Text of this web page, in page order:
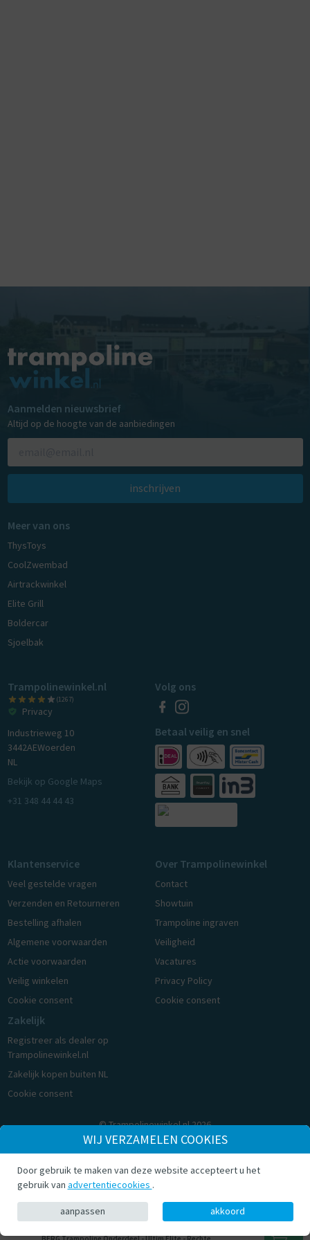
Aanmelden nieuwsbrief
Altijd op de hoogte van de aanbiedingen
inschrijven
Meer van ons
ThysToys
CoolZwembad
Airtrackwinkel
Elite Grill
Boldercar
Sjoelbak
Trampolinewinkel.nl
(1267)
Privacy
Industrieweg 10
3442AEWoerden
NL
Bekijk op Google Maps
+31 348 44 44 43
Volg ons
Betaal veilig en snel
Klantenservice
Veel gestelde vragen
Verzenden en Retourneren
Bestelling afhalen
Algemene voorwaarden
Actie voorwaarden
Veilig winkelen
Cookie consent
Over Trampolinewinkel
Contact
Showtuin
Trampoline ingraven
Veiligheid
Vacatures
Privacy Policy
Cookie consent
Zakelijk
Registreer als dealer op
Trampolinewinkel.nl
Zakelijk kopen buiten NL
Cookie consent
© Trampolinewinkel.nl 2026
WIJ VERZAMELEN COOKIES
Door gebruik te maken van deze website accepteert u het
gebruik van advertentiecookies .
aanpassen akkoord